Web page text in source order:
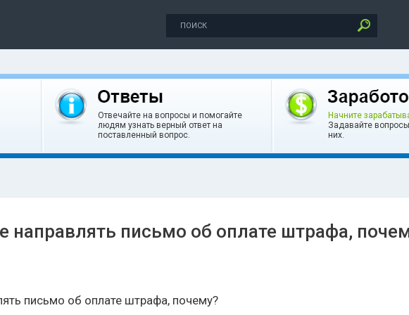
Отвечайте на вопросы и помогайте
людям узнать верный ответ на
поставленный вопрос.
Начните
Задавайте
них.
письмо об оплате штрафа,
письмо об оплате штрафа, почему?